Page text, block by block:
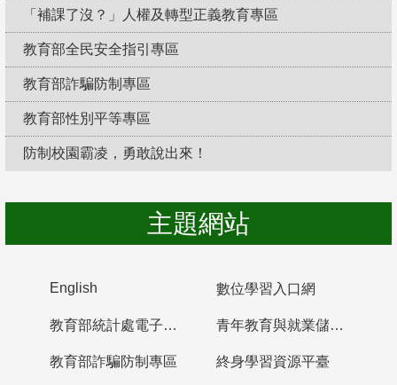
「補課了沒？」人權及轉型正義教育專區
教育部全民安全指引專區
教育部詐騙防制專區
教育部性別平等專區
防制校園霸凌，勇敢說出來！
主題網站
English 數位學習入口網
教育部統計處電子書櫃 青年教育與就業儲蓄帳戶
教育部詐騙防制專區 終身學習資源平臺